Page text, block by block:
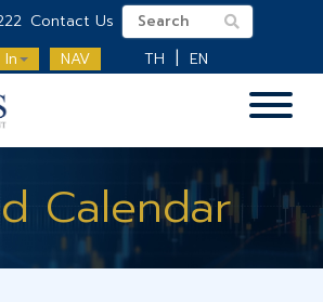
Contact Us
NAV TH EN
Calendar